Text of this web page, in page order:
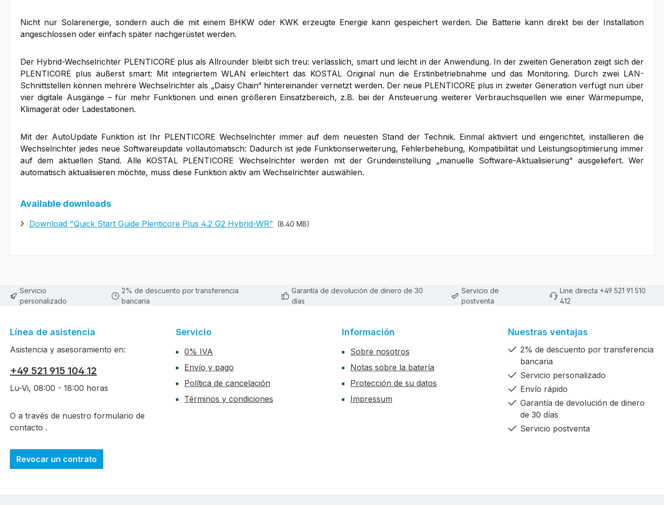
Nicht nur Solarenergie, sondern auch die mit einem BHKW oder KWK erzeugte Energie kann gespeichert werden. Die Batterie kann direkt bei der Installation
angeschlossen oder einfach später nachgerüstet werden.
Der Hybrid-Wechselrichter PLENTICORE plus als Allrounder bleibt sich treu: verlässlich, smart und leicht in der Anwendung. In der zweiten Generation zeigt sich der
PLENTICORE plus äußerst smart: Mit integriertem WLAN erleichtert das KOSTAL Original nun die Erstinbetriebnahme und das Monitoring. Durch zwei LAN-
Schnittstellen können mehrere Wechselrichter als „Daisy Chain“ hintereinander vernetzt werden. Der neue PLENTICORE plus in zweiter Generation verfügt nun über
vier digitale Ausgänge – für mehr Funktionen und einen größeren Einsatzbereich, z.B. bei der Ansteuerung weiterer Verbrauchsquellen wie einer Wärmepumpe,
Klimagerät oder Ladestationen.
Mit der AutoUpdate Funktion ist Ihr PLENTICORE Wechselrichter immer auf dem neuesten Stand der Technik. Einmal aktiviert und eingerichtet, installieren die
Wechselrichter jedes neue Softwareupdate vollautomatisch: Dadurch ist jede Funktionserweiterung, Fehlerbehebung, Kompatibilität und Leistungsoptimierung immer
auf dem aktuellen Stand. Alle KOSTAL PLENTICORE Wechselrichter werden mit der Grundeinstellung „manuelle Software-Aktualisierung“ ausgeliefert. Wer
automatisch aktualisieren möchte, muss diese Funktion aktiv am Wechselrichter auswählen.
Available downloads
Download "Quick Start Guide Plenticore Plus 4.2 G2 Hybrid-WR" (8.40 MB)
Servicio
personalizado
2% de descuento por transferencia
bancaria
Garantía de devolución de dinero de 30
días
Servicio de
postventa
Line directa +49 521 91 510
412
Línea de asistencia
Asistencia y asesoramiento en:
+49 521 915 104 12
Lu-Vi, 08:00 - 18:00 horas
O a través de nuestro formulario de
contacto .
Revocar un contrato
Servicio
0% IVA
Envío y pago
Política de cancelación
Términos y condiciones
Información
Sobre nosotros
Notas sobre la batería
Protección de su datos
Impressum
Nuestras ventajas
2% de descuento por transferencia
bancaria
Servicio personalizado
Envío rápido
Garantía de devolución de dinero
de 30 días
Servicio postventa